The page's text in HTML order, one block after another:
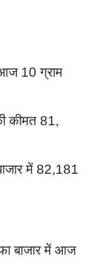
10 ग्राम
कीमत 81,
में 82,181
बाजार में आज